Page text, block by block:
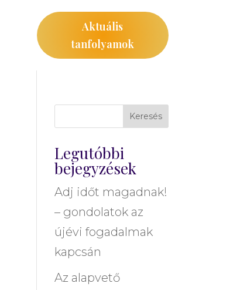
Aktuális
tanfolyamok
Keresés
Legutóbbi
bejegyzések
Adj időt magadnak!
– gondolatok az
újévi fogadalmak
kapcsán
Az alapvető